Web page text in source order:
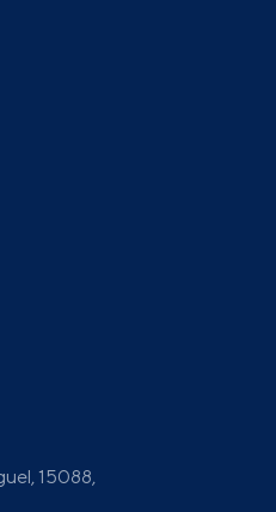
15088,